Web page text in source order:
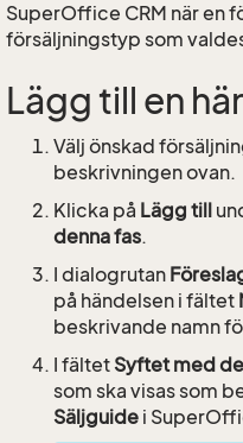
SuperOffice CRM när en
försäljningstyp som
Lägg till en
Välj önskad
beskrivningen ovan.
Klicka på Lägg till
denna fas.
I dialogrutan
på händelsen i fältet
beskrivande namn
I fältet Syftet med
som ska visas som
Säljguide i